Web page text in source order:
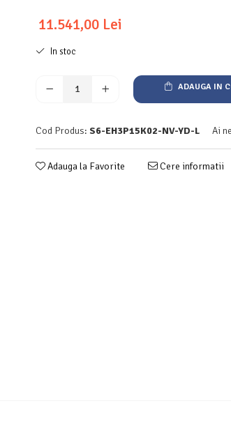
11.541,00 Lei
In stoc
ADAUGA IN
Cod Produs: S6-EH3P15K02-NV-YD-L Ai
Adauga la Favorite Cere informatii